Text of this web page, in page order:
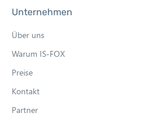
Unternehmen
Über uns
Warum IS-FOX
Preise
Kontakt
Partner